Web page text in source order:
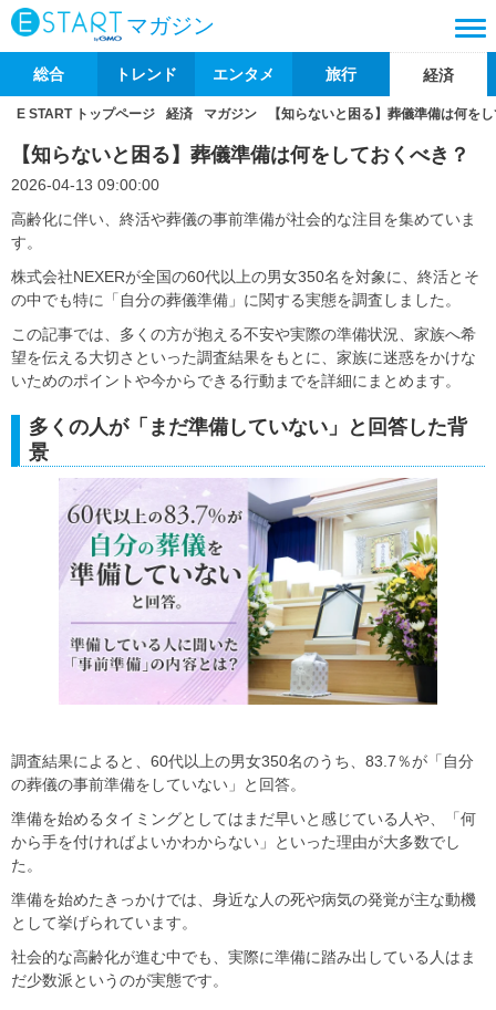
マガジン
総合 トレンド エンタメ 旅行 経済
E START トップページ 経済 マガジン 【知らないと困る】葬儀準備は何を
【知らないと困る】葬儀準備は何をしておくべき？
2026-04-13 09:00:00
高齢化に伴い、終活や葬儀の事前準備が社会的な注目を集めていま
す。
株式会社NEXERが全国の60代以上の男女350名を対象に、終活とそ
の中でも特に「自分の葬儀準備」に関する実態を調査しました。
この記事では、多くの方が抱える不安や実際の準備状況、家族へ希
望を伝える大切さといった調査結果をもとに、家族に迷惑をかけな
いためのポイントや今からできる行動までを詳細にまとめます。
多くの人が「まだ準備していない」と回答した背
景
調査結果によると、60代以上の男女350名のうち、83.7％が「自分
の葬儀の事前準備をしていない」と回答。
準備を始めるタイミングとしてはまだ早いと感じている人や、「何
から手を付ければよいかわからない」といった理由が大多数でし
た。
準備を始めたきっかけでは、身近な人の死や病気の発覚が主な動機
として挙げられています。
社会的な高齢化が進む中でも、実際に準備に踏み出している人はま
だ少数派というのが実態です。